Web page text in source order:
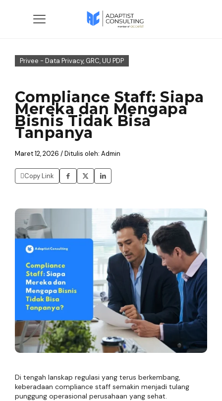
Privee - Data Privacy, GRC, UU PDP
Compliance Staff: Siapa
Mereka dan Mengapa
Bisnis Tidak Bisa
Tanpanya
Maret 12, 2026 / Ditulis oleh: Admin
Copy Link
Di tengah lanskap regulasi yang terus berkembang,
keberadaan compliance staff semakin menjadi tulang
punggung operasional perusahaan yang sehat.